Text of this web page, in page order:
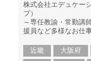
株式会社エデュケー
プ）
～専任教諭・常勤講
援員など多様なお仕
近畿 大阪府